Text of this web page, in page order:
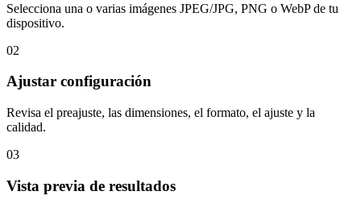
Selecciona una o varias imágenes JPEG/JPG, PNG o WebP de tu
dispositivo.
02
Ajustar configuración
Revisa el preajuste, las dimensiones, el formato, el ajuste y la
calidad.
03
Vista previa de resultados